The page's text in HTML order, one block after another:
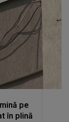
pe
în plină